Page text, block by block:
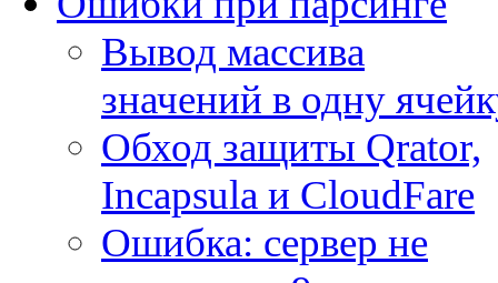
Вывод массива
значений в одну
Обход защиты Qrator,
Incapsula и CloudFare
Ошибка: сервер не